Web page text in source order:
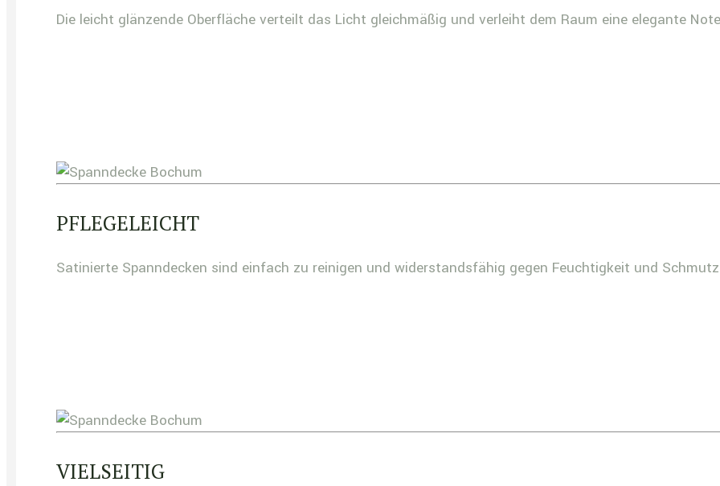
Die leicht glänzende Oberfläche verteilt das Licht gleichmäßig und verleiht dem Raum eine elegante
PFLEGELEICHT
Satinierte Spanndecken sind einfach zu reinigen und widerstandsfähig gegen Feuchtigkeit und
VIELSEITIG